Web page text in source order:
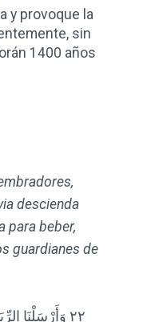
y provoque la
sin
1400 años
descienda
para beber,
guardianes de
٢٢ وَأَرْسَلْنَا